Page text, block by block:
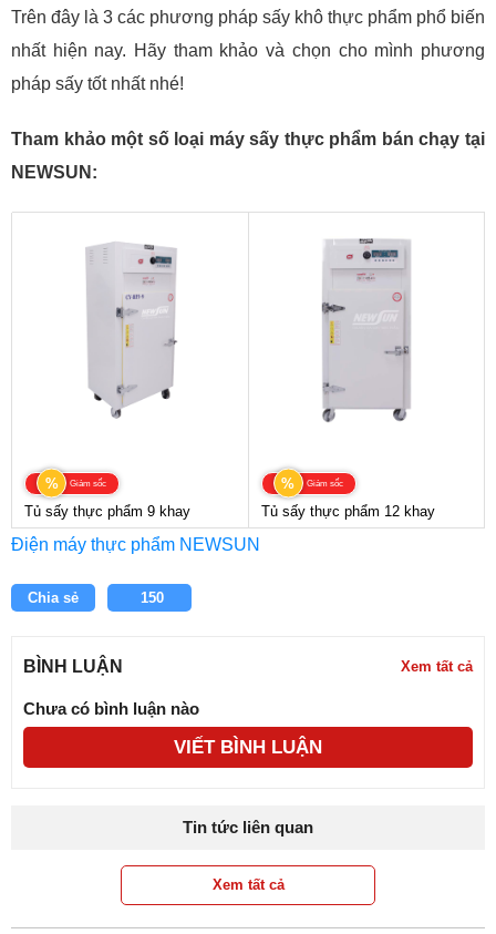
Trên đây là 3 các phương pháp sấy khô thực phẩm phổ biến
nhất hiện nay. Hãy tham khảo và chọn cho mình phương
pháp sấy tốt nhất nhé!
Tham khảo một số loại máy sấy thực phẩm bán chạy tại
NEWSUN:
% Giảm sốc
Tủ sấy thực phẩm 9 khay
% Giảm sốc
Tủ sấy thực phẩm 12 khay
Điện máy thực phẩm NEWSUN
Chia sẻ 150
BÌNH LUẬN Xem tất cả
Chưa có bình luận nào
VIẾT BÌNH LUẬN
Tin tức liên quan
Xem tất cả